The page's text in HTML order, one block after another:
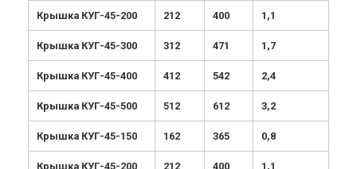
Крышка КУГ-45-200 212 400 1,1
Крышка КУГ-45-300 312 471 1,7
Крышка КУГ-45-400 412 542 2,4
Крышка КУГ-45-500 512 612 3,2
Крышка КУГ-45-150 162 365 0,8
Крышка КУГ-45-200 212 400 1,1